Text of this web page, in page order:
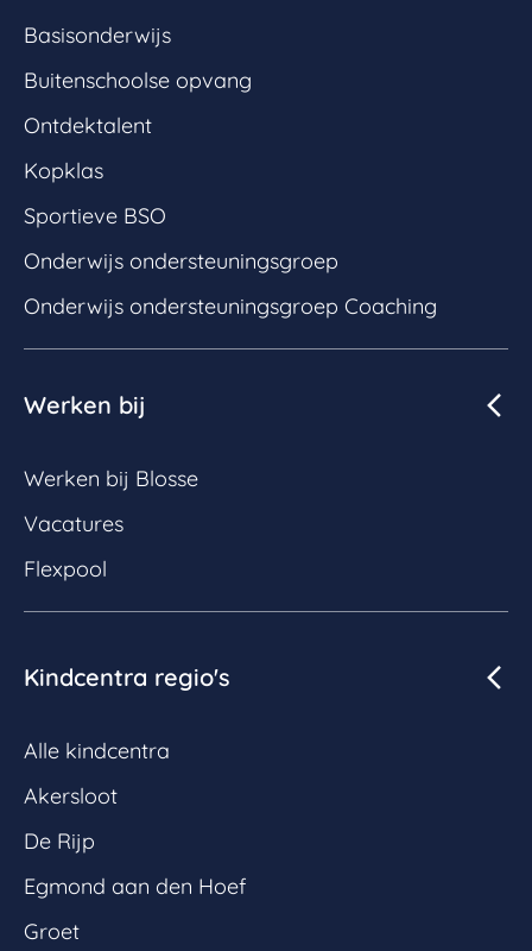
Basisonderwijs
Buitenschoolse opvang
Ontdektalent
Kopklas
Sportieve BSO
Onderwijs ondersteuningsgroep
Onderwijs ondersteuningsgroep Coaching
Werken bij
Werken bij Blosse
Vacatures
Flexpool
Kindcentra regio's
Alle kindcentra
Akersloot
De Rijp
Egmond aan den Hoef
Groet